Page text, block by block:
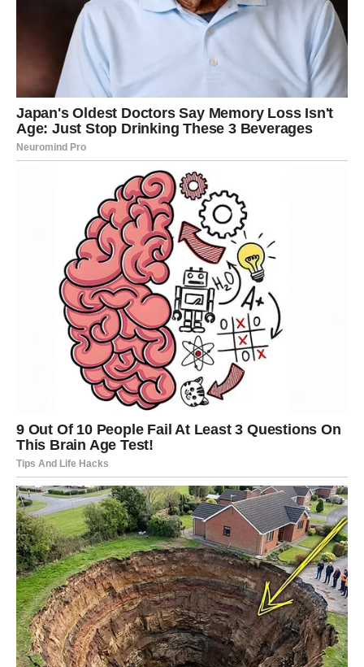
Njihova ljubavna priča koja se činila besprijekornom završila je
u kontroverzi kada je Jelena navodno otkrila Gorana u krevetu
s drugom ženom. Goran se branio da nije nevjeran. Objasnio
je da je žena bila stjuardesa i da je slučajno bila djevojka
njegovog prijatelja, koji je ujedno bio i direktor zračne luke, te je
samo ostala. Međutim, Jelena nije bila uvjerena i nije vjerovala
njegovom objašnjenju. Navodno mu je odmazdu tražila tako
što se upustila u ljubavnu vezu s njegovim bliskim
poznanikom, čija je djevojka okupirala Goranov krevet. Nakon
toga je s prijateljicom otišla u Novi Sad. Nakon razlaza s
Goranom upoznala je slikara Miću Uzelca. Unatoč početnim
namjerama osvete, odmah se udala za njega, ali se još prije
rastala od njega. Nakon razvoda ponovno se sastala s
Miloševićem, no njihova je veza bila kratkog vijeka.